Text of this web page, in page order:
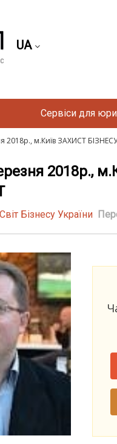
UA
Сервіси для
2018р., м.Київ ЗАХИСТ
2018р.,
Світ Бізнесу України